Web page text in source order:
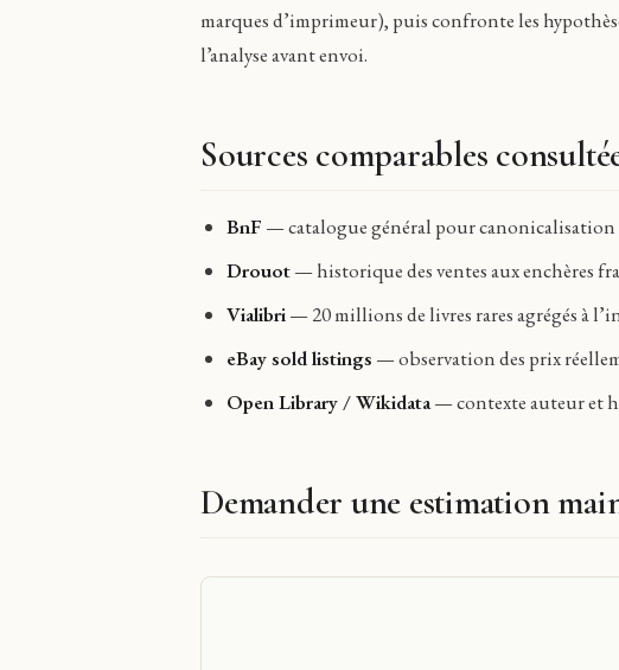
marques d’imprimeur), puis confronte les
l’analyse avant envoi.
Sources comparables
BnF — catalogue général pour
Drouot— historique des ventes aux enchères
Vialibri— 20 millions de livres rares agrégés à
eBay sold listings — observation des prix
Open Library / Wikidata— contexte auteur et
Demander une estimation